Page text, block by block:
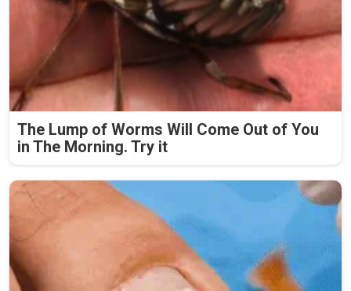
The Lump of Worms Will Come Out of You
in The Morning. Try it